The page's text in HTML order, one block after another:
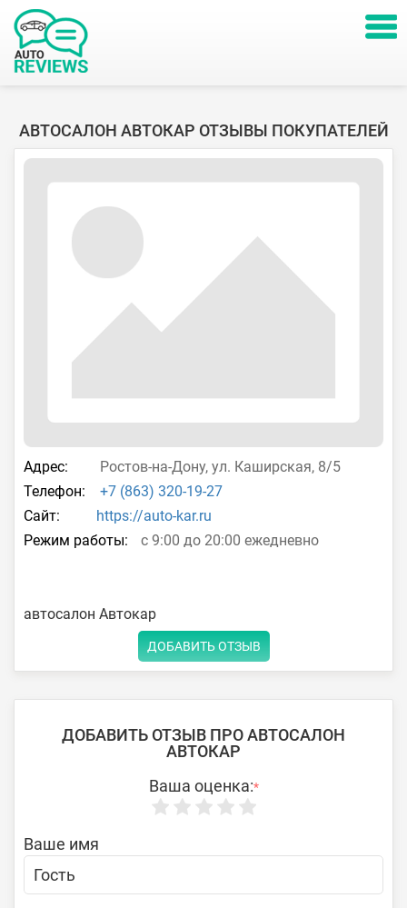
АВТОСАЛОН АВТОКАР ОТЗЫВЫ ПОКУПАТЕЛЕЙ
Адрес:
Ростов-на-Дону, ул. Каширская, 8/5
Телефон:
+7 (863) 320-19-27
Сайт:
https://auto-kar.ru
Режим работы:
с 9:00 до 20:00 ежедневно
автосалон Автокар
ДОБАВИТЬ ОТЗЫВ
ДОБАВИТЬ ОТЗЫВ ПРО АВТОСАЛОН
АВТОКАР
Ваша оценка:*
Ваше имя